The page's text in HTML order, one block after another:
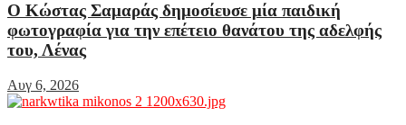
Ο Κώστας Σαμαράς δημοσίευσε μία παιδική
φωτογραφία για την επέτειο θανάτου της αδελφής
του, Λένας
Αυγ 6, 2026